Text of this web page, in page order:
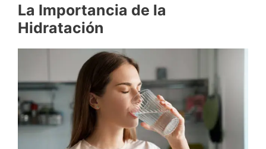
La Importancia de la
Hidratación